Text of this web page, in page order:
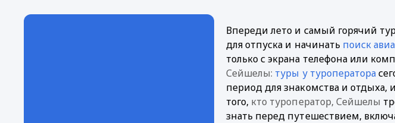
Впереди лето и самый горячий
для отпуска и начинать поиск
Сейшелы: туры у туроператора
период для знакомства и отдыха,
того, кто туроператор, Сейшелы
знать перед путешествием,